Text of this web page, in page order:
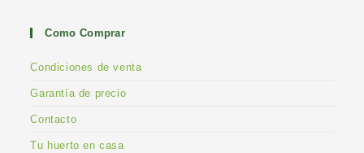
Como Comprar
Condiciones de venta
Garantía de precio
Contacto
Tu huerto en casa